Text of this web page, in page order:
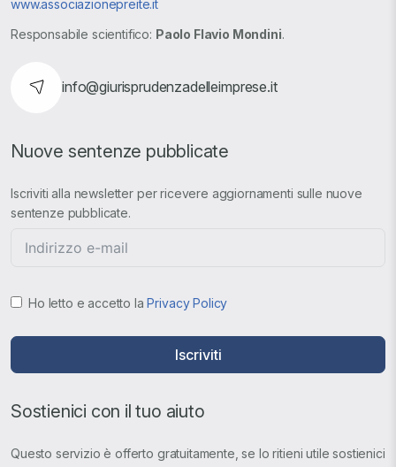
www.associazionepreite.it
Responsabile scientifico: Paolo Flavio Mondini.
info@giurisprudenzadelleimprese.it
Nuove sentenze pubblicate
Iscriviti alla newsletter per ricevere aggiornamenti sulle nuove
sentenze pubblicate.
Ho letto e accetto laPrivacy Policy
Iscriviti
Sostienici con il tuo aiuto
Questo servizio è offerto gratuitamente, se lo ritieni utile sostienici